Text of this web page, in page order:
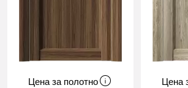
Цена за полотно Цена